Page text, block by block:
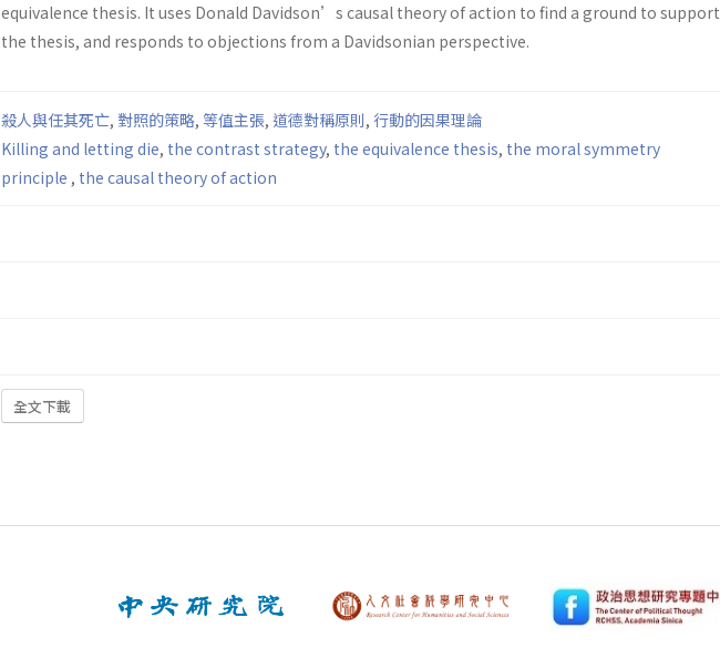
equivalence thesis. It uses Donald Davidson’s causal theory of action to find a ground to support
the thesis, and responds to objections from a Davidsonian perspective.
殺人與任其死亡, 對照的策略, 等值主張, 道德對稱原則, 行動的因果理論
Killing and letting die, the contrast strategy, the equivalence thesis, the moral symmetry
principle , the causal theory of action
全文下載